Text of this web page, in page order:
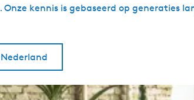
kennis is gebaseerd op generaties